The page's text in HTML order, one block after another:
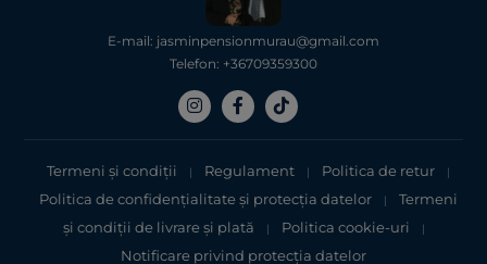
E-mail: jasminpensionmurau@gmail.com
Telefon: +36709359300
Termeni și condiții | Regulament | Politica de retur |
Politica de confidențialitate şi protecţia datelor |
Termeni
şi condiții de livrare și plată
| Politica cookie-uri |
Notificare privind protecția datelor